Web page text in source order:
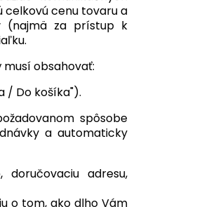
celkovú cenu tovaru a
(najmä za prístup k
obsahovať:
/ Do košíka").
spôsobe
a automaticky
adresu,
o tom, ako dlho Vám